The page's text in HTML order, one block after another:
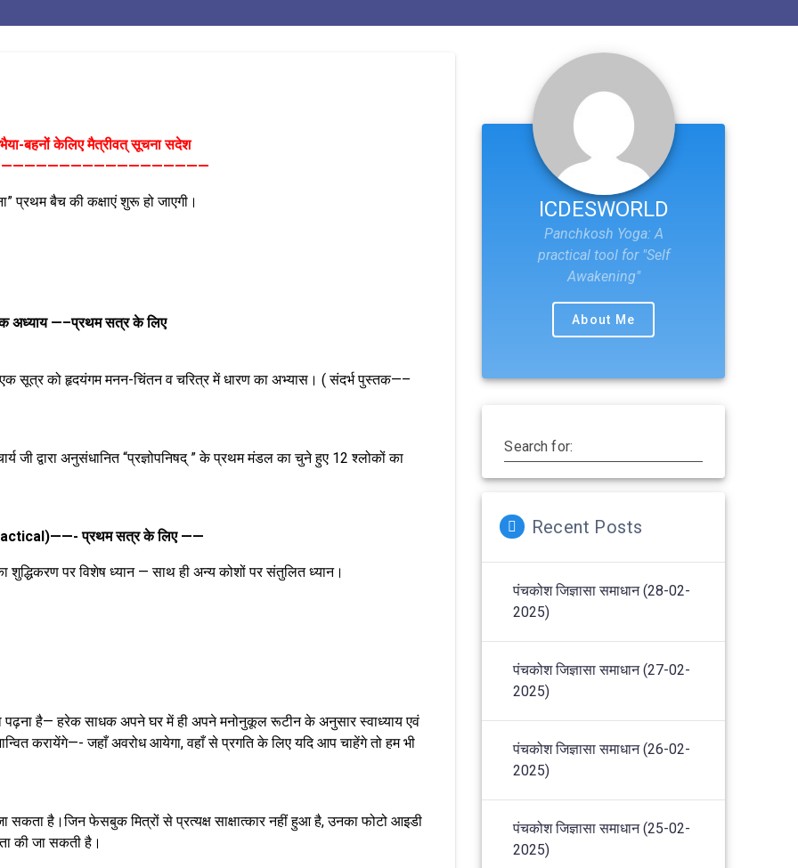
बहनों केलिए मैत्रीवत् सूचना सदेश
प्रथम बैच की कक्षाएं शुरू हो जाएगी।
अध्याय —–प्रथम सत्र के लिए
सूत्र को हृदयंगम मनन-चिंतन व चरित्र में धारण का अभ्यास। ( संदर्भ पुस्तक—–
जी द्वारा अनुसंधानित “प्रज्ञोपनिषद् ” के प्रथम मंडल का चुने हुए 12 श्लोकों का
प्रथम सत्र के लिए ——
पर विशेष ध्यान — साथ ही अन्य कोशों पर संतुलित ध्यान।
पढ़ना है— हरेक साधक अपने घर में ही अपने मनोनुकूल रूटीन के अनुसार स्वाध्याय एवं
करायेंगे—- जहाँ अवरोध आयेगा, वहाँ से प्रगति के लिए यदि आप चाहेंगे तो हम भी
सकता है।जिन फेसबुक मित्रों से प्रत्यक्ष साक्षात्कार नहीं हुआ है, उनका फोटो आइडी
की जा सकती है।
ICDESWORLD
Panchkosh Yoga: A
practical tool for "Self
Awakening"
About Me
Search for:
Recent Posts
पंचकोश जिज्ञासा समाधान (28-02-
2025)
पंचकोश जिज्ञासा समाधान (27-02-
2025)
पंचकोश जिज्ञासा समाधान (26-02-
2025)
पंचकोश जिज्ञासा समाधान (25-02-
2025)